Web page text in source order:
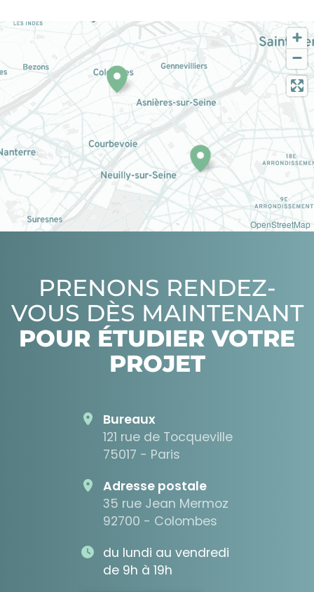
OpenStreetMap
PRENONS RENDEZ-
VOUS DÈS MAINTENANT
POUR ÉTUDIER VOTRE
PROJET
Bureaux
121 rue de Tocqueville
75017 - Paris
Adresse postale
35 rue Jean Mermoz
92700 - Colombes
du lundi au vendredi
de 9h à 19h